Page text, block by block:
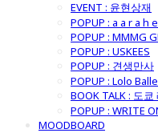
EVENT : 윤현상재
POPUP : a a r a h
POPUP : MMMG
POPUP : USKEES
POPUP : 견생만사
POPUP : Lolo
BOOK TALK : 도
POPUP : WRITE
MOODBOARD